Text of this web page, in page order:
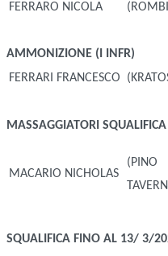
FERRARO NICOLA
AMMONIZIONE (I INFR)
FERRARI FRANCESCO
MASSAGGIATORI
MACARIO NICHOLAS
SQUALIFICA FINO AL 13/ 3/